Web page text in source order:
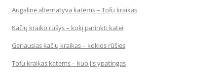
Augalinė alternatyva katėms – Tofu kraikas
Kačių kraiko rūšys – kokį parinkti katei
Geriausias kačių kraikas – kokios rūšies
Tofu kraikas katėms – kuo jis ypatingas